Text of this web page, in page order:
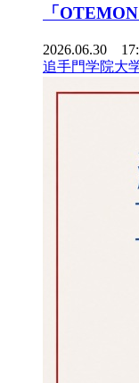
「
2026.06.30
追手門学院大